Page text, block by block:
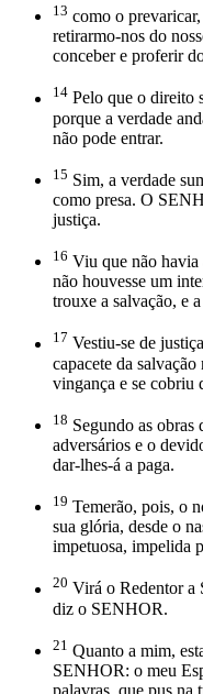
13 como o
retirarmo-nos do
conceber e proferir
14 Pelo que o direito
porque a verdade
não pode entrar.
15 Sim, a verdade
como presa. O
justiça.
16 Viu que não havia
não houvesse um
trouxe a salvação, e
17 Vestiu-se de
capacete da
vingança e se cobriu
18 Segundo as obras
adversários e o
dar-lhes-á a paga.
19 Temerão, pois, o
sua glória, desde o
impetuosa, impelida
20 Virá o Redentor a
diz o SENHOR.
21 Quanto a mim,
SENHOR: o meu
palavras, que pus na